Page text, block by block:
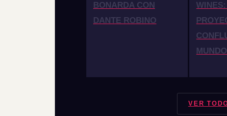
BONARDA CON
DANTE ROBINO
VER